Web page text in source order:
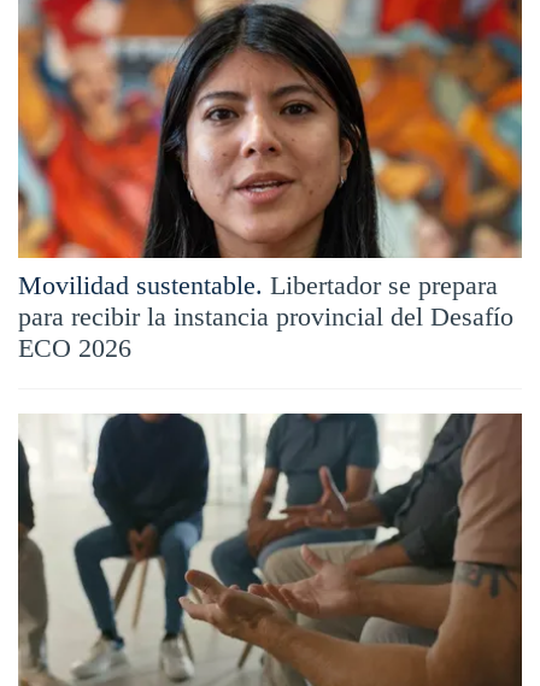
Movilidad sustentable. Libertador se prepara
para recibir la instancia provincial del Desafío
ECO 2026